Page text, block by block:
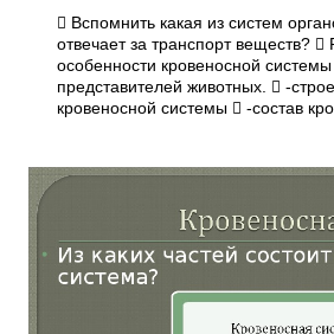
 Вспомнить какая из систем
отвечает за транспорт веществ? 
особенности кровеносной
представителей животных.  -
кровеносной системы  -состав